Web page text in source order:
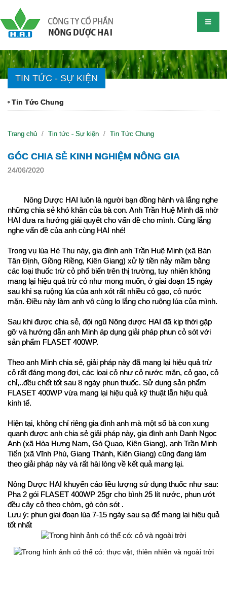
TIN TỨC - SỰ KIỆN
Tin Tức Chung
Trang chủ Tin tức - Sự kiện Tin Tức Chung
GÓC CHIA SẺ KINH NGHIỆM NÔNG GIA
24/06/2020
Nông Dược HAI luôn là người bạn đồng hành và lắng nghe
những chia sẻ khó khăn của bà con. Anh Trần Huệ Minh đã nhờ
HAI đưa ra hướng giải quyết cho vấn đề cho mình. Cùng lắng
nghe vấn đề của anh cùng HAI nhé!
Trong vụ lúa Hè Thu này, gia đình anh Trần Huệ Minh (xã Bàn
Tân Định, Giồng Riềng, Kiên Giang) xử lý tiền nảy mầm bằng
các loại thuốc trừ cỏ phổ biến trên thị trường, tuy nhiên không
mang lại hiệu quả trừ cỏ như mong muốn, ở giai đoạn 15 ngày
sau khi sạ ruộng lúa của anh xót rất nhiều cỏ gạo, cỏ nước
mặn. Điều này làm anh vô cùng lo lắng cho ruộng lúa của mình.
Sau khi được chia sẻ, đội ngũ Nông dược HAI đã kịp thời gặp
gỡ và hướng dẫn anh Minh áp dụng giải pháp phun cỏ sót với
sản phẩm FLASET 400WP.
Theo anh Minh chia sẻ, giải pháp này đã mang lại hiệu quả trừ
cỏ rất đáng mong đợi, các loại cỏ như cỏ nước mặn, cỏ gạo, cỏ
chỉ,..đều chết tốt sau 8 ngày phun thuốc. Sử dụng sản phẩm
FLASET 400WP vừa mang lại hiệu quả kỹ thuật lẫn hiệu quả
kinh tế.
Hiện tại, không chỉ riêng gia đình anh mà một số bà con xung
quanh được anh chia sẻ giải pháp này, gia đình anh Danh Ngọc
Anh (xã Hòa Hưng Nam, Gò Quao, Kiên Giang), anh Trần Minh
Tiến (xã Vĩnh Phú, Giang Thành, Kiên Giang) cũng đang làm
theo giải pháp này và rất hài lòng về kết quả mang lại.
Nông Dược HAI khuyến cáo liều lượng sử dụng thuốc như sau:
Pha 2 gói FLASET 400WP 25gr cho bình 25 lít nước, phun ướt
đều cây cỏ theo chòm, gò còn sót .
Lưu ý: phun giai đoạn lúa 7-15 ngày sau sạ để mang lại hiệu quả